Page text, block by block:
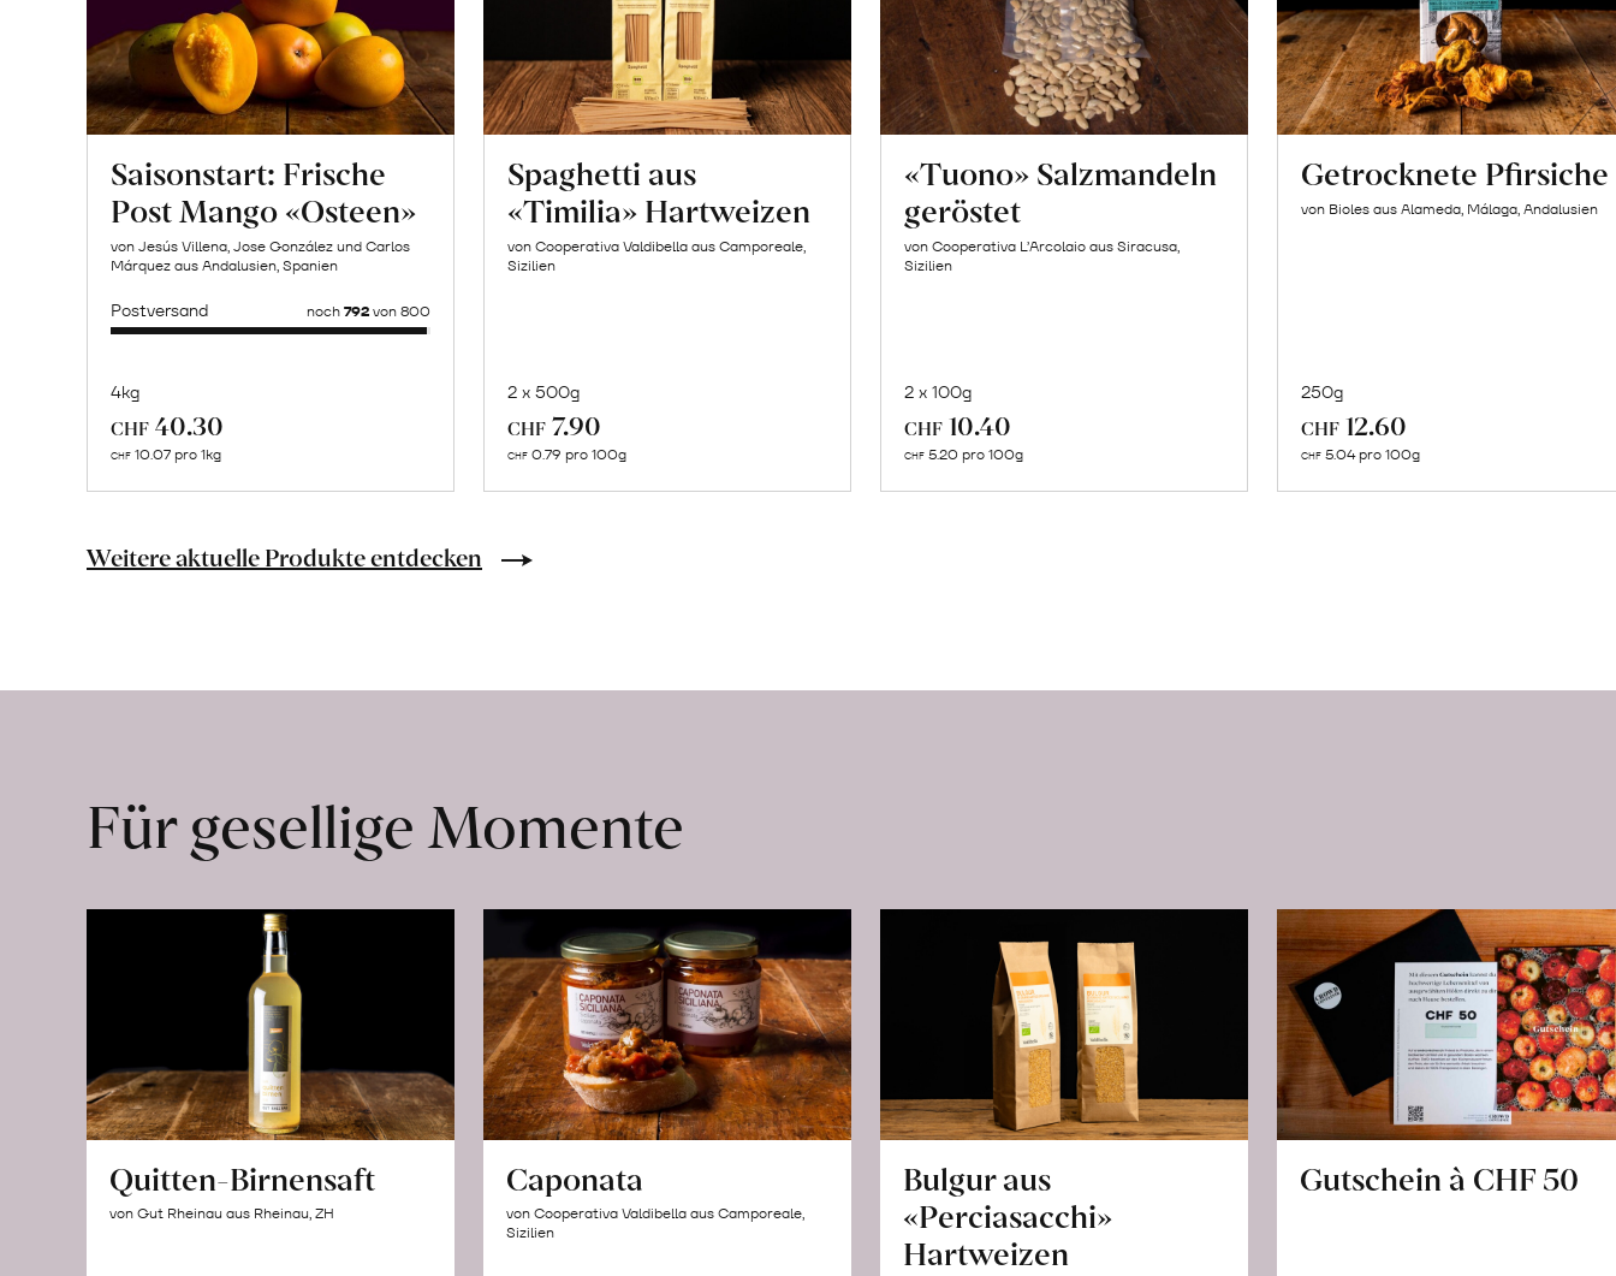
Saisonstart: Frische
Post Mango «Osteen»
von Jesús Villena, Jose González und Carlos
Márquez aus Andalusien, Spanien
Postversand noch 792von 800
4kg
CHF 40.30
CHF 10.07 pro 1kg
«Tuono»
geschält
Spaghetti aus
«Timilia» Hartweizen
von Cooperativa Valdibella aus Camporeale,
Sizilien
2 x 500g
CHF 7.90
CHF 0.79 pro 100g
«Tuono» Salzmandeln
geröstet
von Cooperativa L’Arcolaio aus Siracusa,
Sizilien
2 x 100g
CHF 10.40
CHF 5.20 pro 100g
Getrocknete Pfirsiche
von Bioles aus Alameda, Málaga, Andalusien
250g
CHF 12.60
CHF 5.04 pro 100g
Weitere aktuelle Produkte entdecken
Für gesellige Momente
Quitten-Birnensaft
von Gut Rheinau aus Rheinau, ZH
Caponata
von Cooperativa Valdibella aus Camporeale,
Sizilien
Bulgur aus
«Perciasacchi»
Hartweizen
Gutschein à CHF 50